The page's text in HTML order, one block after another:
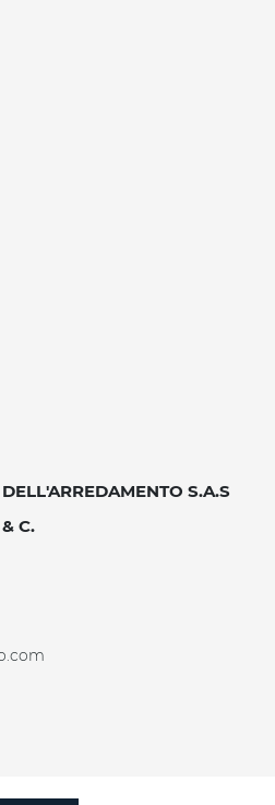
S.A.S
C.